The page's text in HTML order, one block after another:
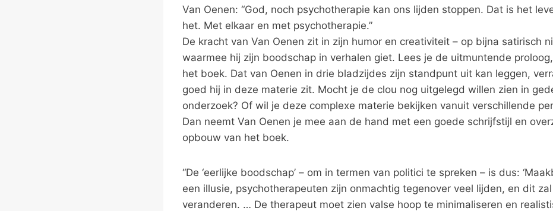
Van Oenen: “God, noch psychotherapie kan ons lijden stoppen. Dat is het
het. Met elkaar en met psychotherapie.”
De kracht van Van Oenen zit in zijn humor en creativiteit – op bijna satirisch
waarmee hij zijn boodschap in verhalen giet. Lees je de uitmuntende
het boek. Dat van Oenen in drie bladzijdes zijn standpunt uit kan leggen,
goed hij in deze materie zit. Mocht je de clou nog uitgelegd willen zien in
onderzoek? Of wil je deze complexe materie bekijken vanuit verschillende
Dan neemt Van Oenen je mee aan de hand met een goede schrijfstijl en
opbouw van het boek.
“De ‘eerlijke boodschap’ – om in termen van politici te spreken – is dus:
een illusie, psychotherapeuten zijn onmachtig tegenover veel lijden, en dit
veranderen. … De therapeut moet zien valse hoop te minimaliseren en